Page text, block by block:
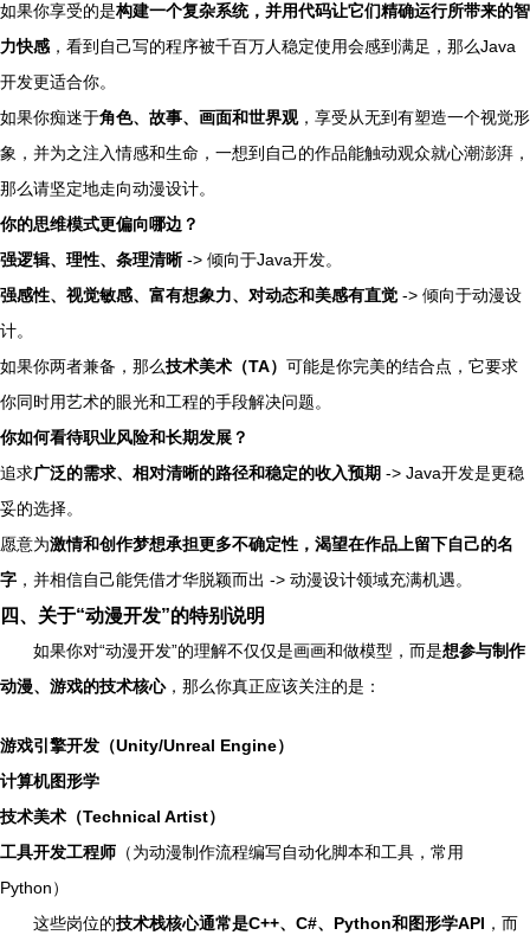
如果你享受的是构建一个复杂系统，并用代码让它们精确运行所带来的智
力快感 ，看到自己写的程序被千百万人稳定使用会感到满足，那么Java
开发更适合你。
如果你痴迷于角色、故事、画面和世界观，享受从无到有塑造一个视觉形
象，并为之注入情感和生命，一想到自己的作品能触动观众就心潮澎湃，
那么请坚定地走向动漫设计。
你的思维模式更偏向哪边？
强逻辑、理性、条理清晰-> 倾向于Java开发。
强感性、视觉敏感、富有想象力、对动态和美感有直觉 -> 倾向于动漫设
计。
如果你两者兼备，那么技术美术（TA） 可能是你完美的结合点，它要求
你同时用艺术的眼光和工程的手段解决问题。
你如何看待职业风险和长期发展？
追求广泛的需求、相对清晰的路径和稳定的收入预期 -> Java开发是更稳
妥的选择。
愿意为激情和创作梦想承担更多不确定性，渴望在作品上留下自己的名
字 ，并相信自己能凭借才华脱颖而出 -> 动漫设计领域充满机遇。
四、关于“动漫开发”的特别说明
如果你对“动漫开发”的理解不仅仅是画画和做模型，而是想参与制作
动漫、游戏的技术核心，那么你真正应该关注的是：
游戏引擎开发（Unity/Unreal Engine）
计算机图形学
技术美术（Technical Artist）
工具开发工程师 （为动漫制作流程编写自动化脚本和工具，常用
Python）
这些岗位的技术栈核心通常是C++、C#、Python和图形学API ，而